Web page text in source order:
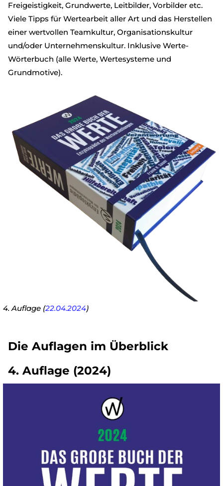
Freigeistigkeit, Grundwerte, Leitbilder, Vorbilder etc.
Viele Tipps für Wertearbeit aller Art und das Herstellen
einer wertvollen Teamkultur, Organisationskultur
und/oder Unternehmenskultur. Inklusive Werte-
Wörterbuch (alle Werte, Wertesysteme und
Grundmotive).
4. Auflage (22.04.2024)
Die Auflagen im Überblick
4. Auflage (2024)